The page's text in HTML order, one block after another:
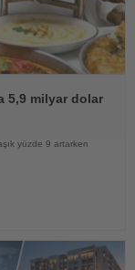
5,9 milyar dolar
yüzde 9 artarken